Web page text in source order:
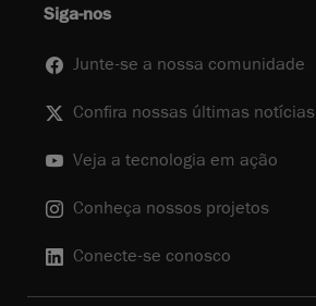
Siga-nos
Junte-se a nossa comunidade
Confira nossas últimas notícias
Veja a tecnologia em ação
Conheça nossos projetos
Conecte-se conosco